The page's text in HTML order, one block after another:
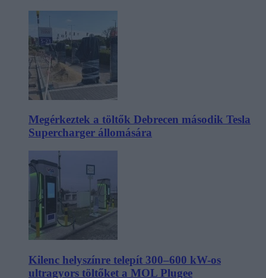
Megérkeztek a töltők Debrecen második Tesla
Supercharger állomására
Kilenc helyszínre telepít 300–600 kW-os
ultragyors töltőket a MOL Plugee